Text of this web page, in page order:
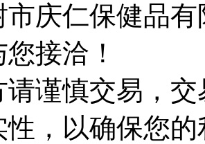
市庆仁保健品有
接洽！
请谨慎交易，
性，以确保您